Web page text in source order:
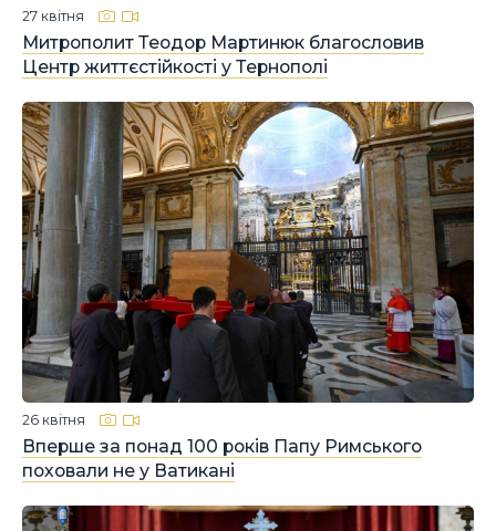
Митрополит Теодор Мартинюк благословив
Центр життєстійкості у Тернополі
27 квітня
Вперше за понад 100 років Папу Римського
поховали не у Ватикані
26 квітня